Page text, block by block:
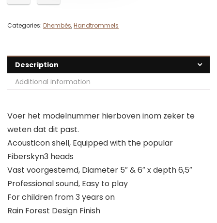
Categories: Dhembés,Handtrommels
Description
Additional information
Voer het modelnummer hierboven inom zeker te
weten dat dit past.
Acousticon shell, Equipped with the popular
Fiberskyn3 heads
Vast voorgestemd, Diameter 5″ & 6″ x depth 6,5″
Professional sound, Easy to play
For children from 3 years on
Rain Forest Design Finish